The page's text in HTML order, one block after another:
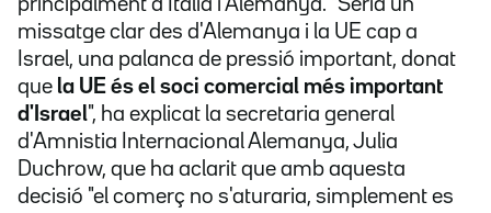
principalment d'Itàlia i Alemanya. "Seria un
missatge clar des d'Alemanya i la UE cap a
Israel, una palanca de pressió important, donat
que la UE és el soci comercial més important
d'Israel", ha explicat la secretaria general
d'Amnistia Internacional Alemanya, Julia
Duchrow, que ha aclarit que amb aquesta
decisió "el comerç no s'aturaria, simplement es